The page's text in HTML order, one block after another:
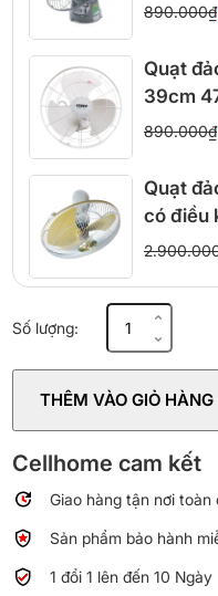
890.000₫
Quạt
39cm
890.000₫
Quạt
có điều
Số lượng:
Quạt
đảo
QTĐ400-
XĐ
điều
khiển
xa
số
THÊM VÀO GIỎ HÀNG
Cellhome cam kết
Giao hàng tận nơi toàn
Sản phẩm bảo hành
1 đổi 1 lên đến 10 Ngày